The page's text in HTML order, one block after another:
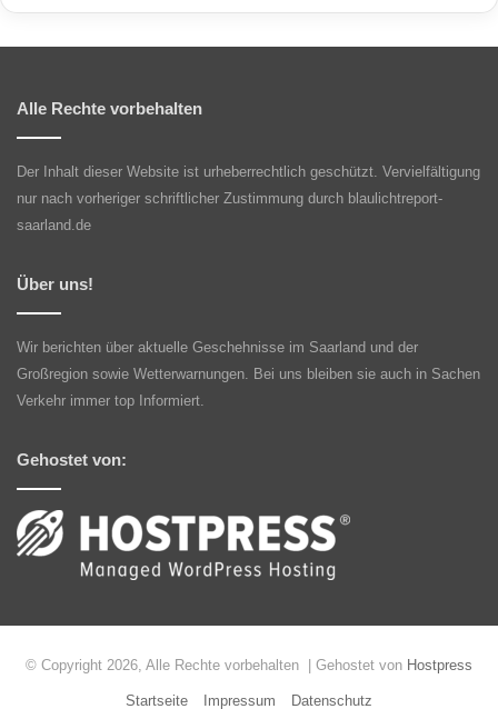
Alle Rechte vorbehalten
Der Inhalt dieser Website ist urheberrechtlich geschützt. Vervielfältigung
nur nach vorheriger schriftlicher Zustimmung durch blaulichtreport-
saarland.de
Über uns!
Wir berichten über aktuelle Geschehnisse im Saarland und der
Großregion sowie Wetterwarnungen. Bei uns bleiben sie auch in Sachen
Verkehr immer top Informiert.
Gehostet von:
© Copyright 2026, Alle Rechte vorbehalten | Gehostet von Hostpress
Startseite Impressum Datenschutz